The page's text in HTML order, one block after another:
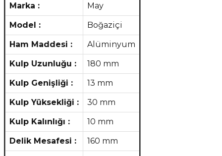
Marka : May
Model : Boğaziçi
Ham Maddesi : Alüminyum
Kulp Uzunluğu : 180 mm
Kulp Genişliği : 13 mm
Kulp Yüksekliği : 30 mm
Kulp Kalınlığı : 10 mm
Delik Mesafesi : 160 mm